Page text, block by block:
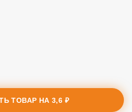
ТОВАР НА3,6 ₽